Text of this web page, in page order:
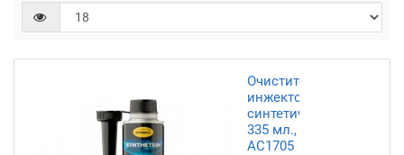
Очиститель
инжектора
синтетический,
335 мл.,
AC1705